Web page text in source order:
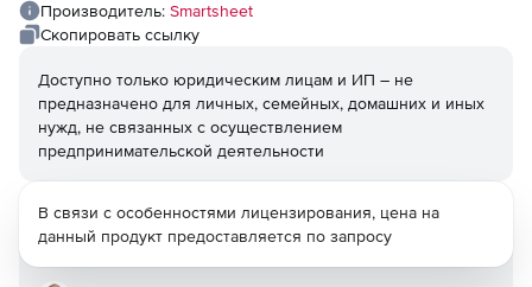
Производитель: Smartsheet
Скопировать ссылку
Доступно только юридическим лицам и ИП – не
предназначено для личных, семейных, домашних и иных
нужд, не связанных с осуществлением
предпринимательской деятельности
В связи с особенностями лицензирования, цена на
данный продукт предоставляется по запросу